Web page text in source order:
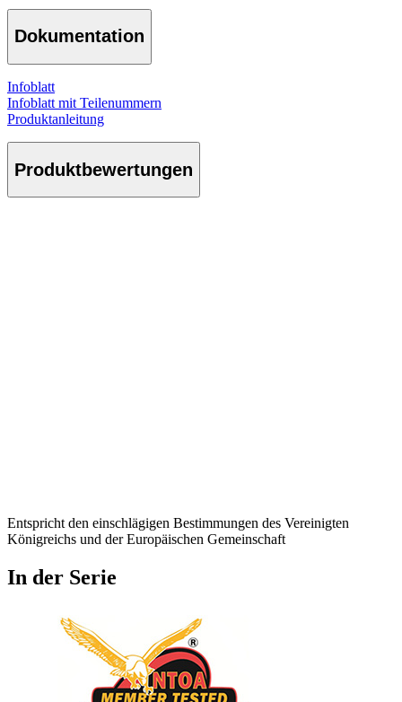
Dokumentation
Infoblatt
Infoblatt mit Teilenummern
Produktanleitung
Produktbewertungen
Entspricht den einschlägigen Bestimmungen des Vereinigten
Königreichs und der Europäischen Gemeinschaft
In der Serie